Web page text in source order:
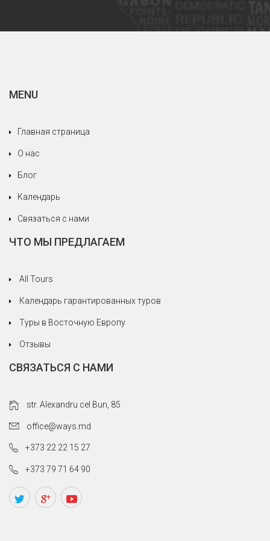
Особое упоминание для нашего дорогого
прием, зарезервированный для нас,
потребности, никогда не жалея себя. Мы
рады, что мы доверились серьезному и
MENU
Главная страница
О нас
Блог
Календарь
Связаться с нами
ЧТО МЫ ПРЕДЛАГАЕМ
All Tours
Календарь гарантированных туров
Туры в Восточную Европу
Отзывы
СВЯЗАТЬСЯ С НАМИ
str. Alexandru cel Bun, 85
office@ways.md
+373 22 22 15 27
+373 79 71 64 90